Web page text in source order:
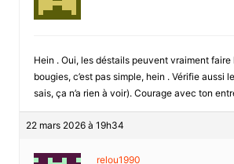
Hein . Oui, les déstails peuvent vraiment
bougies, c’est pas simple, hein . Vérifie aussi
sais, ça n’a rien à voir). Courage avec ton
22 mars 2026 à 19h34
relou1990